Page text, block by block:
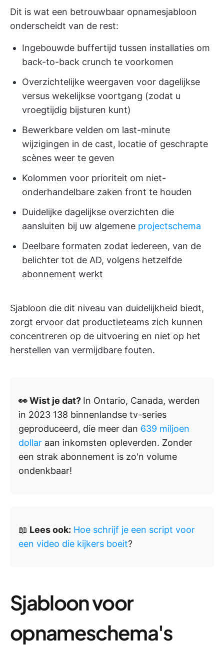
Dit is wat een betrouwbaar opnamesjabloon
onderscheidt van de rest:
Ingebouwde buffertijd tussen installaties om
back-to-back crunch te voorkomen
Overzichtelijke weergaven voor dagelijkse
versus wekelijkse voortgang (zodat u
vroegtijdig bijsturen kunt)
Bewerkbare velden om last-minute
wijzigingen in de cast, locatie of geschrapte
scènes weer te geven
Kolommen voor prioriteit om niet-
onderhandelbare zaken front te houden
Duidelijke dagelijkse overzichten die
aansluiten bij uw algemene projectschema
Deelbare formaten zodat iedereen, van de
belichter tot de AD, volgens hetzelfde
abonnement werkt
Sjabloon die dit niveau van duidelijkheid biedt,
zorgt ervoor dat productieteams zich kunnen
concentreren op de uitvoering en niet op het
herstellen van vermijdbare fouten.
👀 Wist je dat? In Ontario, Canada, werden
in 2023 138 binnenlandse tv-series
geproduceerd, die meer dan 639 miljoen
dollar aan inkomsten opleverden. Zonder
een strak abonnement is zo'n volume
ondenkbaar!
📖 Lees ook: Hoe schrijf je een script voor
een video die kijkers boeit?
Sjabloon voor
opnameschema's